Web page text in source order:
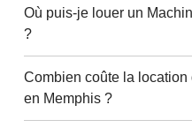
Où puis-je louer un
?
Combien coûte la
en Memphis ?